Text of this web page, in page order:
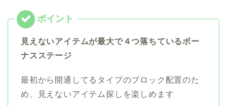
見えないアイテムが最大で４つ落ちているボー
ナスステージ
最初から開通してるタイプのブロック配置のた
め、見えないアイテム探しを楽しめます